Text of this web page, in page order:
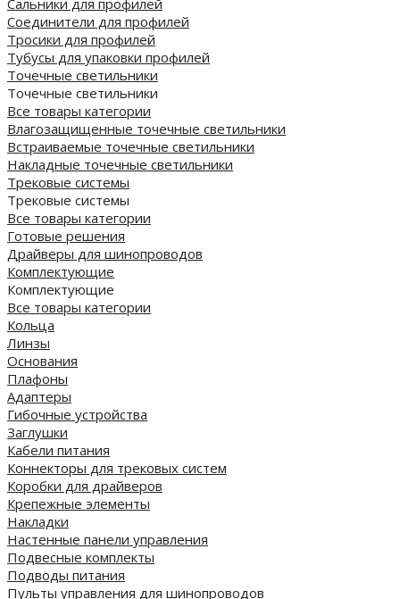
Соединители для профилей
Тросики для профилей
Тубусы для упаковки профилей
Точечные светильники
Точечные светильники
Все товары категории
Влагозащищенные точечные светильники
Встраиваемые точечные светильники
Накладные точечные светильники
Трековые системы
Трековые системы
Все товары категории
Готовые решения
Драйверы для шинопроводов
Комплектующие
Комплектующие
Все товары категории
Кольца
Линзы
Основания
Плафоны
Адаптеры
Гибочные устройства
Заглушки
Кабели питания
Коннекторы для трековых систем
Коробки для драйверов
Крепежные элементы
Накладки
Настенные панели управления
Подвесные комплекты
Подводы питания
Пульты управления для шинопроводов